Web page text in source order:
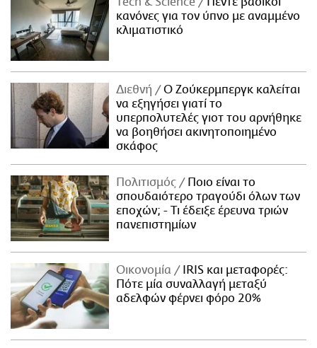
κανόνες για τον ύπνο με αναμμένο
κλιματιστικό
Διεθνή
Ο Ζούκερμπεργκ καλείται
να εξηγήσει γιατί το
υπερπολυτελές γιοτ του αρνήθηκε
να βοηθήσει ακινητοποιημένο
σκάφος
Πολιτισμός
Ποιο είναι το
σπουδαιότερο τραγούδι όλων των
εποχών; - Τι έδειξε έρευνα τριών
πανεπιστημίων
Οικονομία
IRIS και μεταφορές:
Πότε μία συναλλαγή μεταξύ
αδελφών φέρνει φόρο 20%